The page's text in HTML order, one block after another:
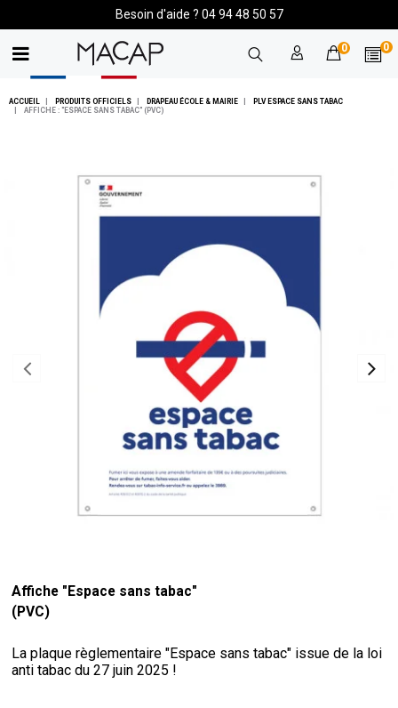
Besoin d'aide ? 04 94 48 50 57
0 0
ACCUEIL PRODUITS OFFICIELS DRAPEAU ÉCOLE & MAIRIE
PLV ESPACE SANS TABAC
AFFICHE : "ESPACE SANS TABAC" (PVC)
Affiche "Espace sans tabac"
(PVC)
La plaque règlementaire "Espace sans tabac" issue de la loi
anti tabac du 27 juin 2025 !